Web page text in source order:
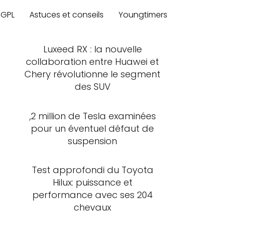
GPL Astuces et conseils Youngtimers
Luxeed RX : la nouvelle
collaboration entre Huawei et
Chery révolutionne le segment
des SUV
,2 million de Tesla examinées
pour un éventuel défaut de
suspension
Test approfondi du Toyota
Hilux: puissance et
performance avec ses 204
chevaux